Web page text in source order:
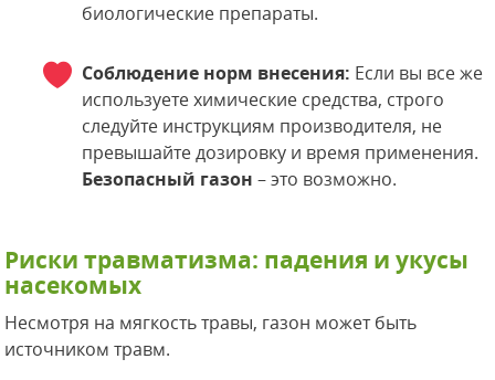
биологические препараты.
Соблюдение норм внесения: Если вы все же
используете химические средства, строго
следуйте инструкциям производителя, не
превышайте дозировку и время применения.
Безопасный газон – это возможно.
Риски травматизма: падения и укусы
насекомых
Несмотря на мягкость травы, газон может быть
источником травм.